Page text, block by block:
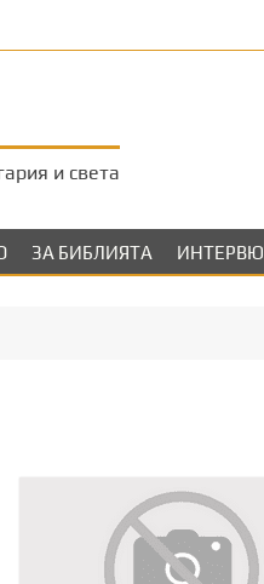
и света
ЗА БИБЛИЯТА ИНТЕРВЮ